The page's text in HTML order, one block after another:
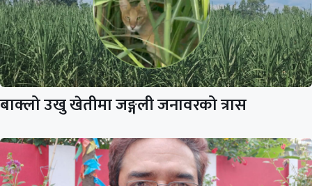
बाक्लो उखु खेतीमा जङ्गली जनावरको त्रास